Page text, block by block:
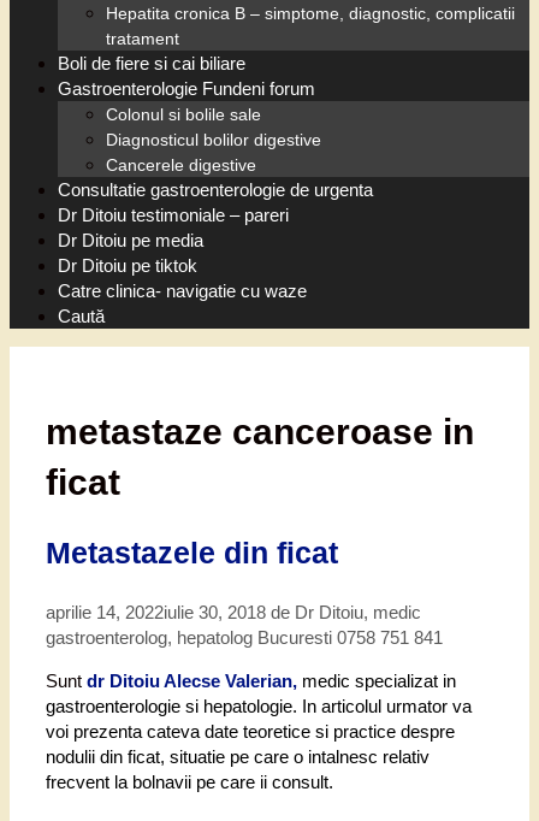
Hepatita cronica B – simptome, diagnostic, complicatii
tratament
Boli de fiere si cai biliare
Gastroenterologie Fundeni forum
Colonul si bolile sale
Diagnosticul bolilor digestive
Cancerele digestive
Consultatie gastroenterologie de urgenta
Dr Ditoiu testimoniale – pareri
Dr Ditoiu pe media
Dr Ditoiu pe tiktok
Catre clinica- navigatie cu waze
Caută
metastaze canceroase in
ficat
Metastazele din ficat
aprilie 14, 2022iulie 30, 2018 de Dr Ditoiu, medic
gastroenterolog, hepatolog Bucuresti 0758 751 841
Sunt dr Ditoiu Alecse Valerian, medic specializat in
gastroenterologie si hepatologie. In articolul urmator va
voi prezenta cateva date teoretice si practice despre
nodulii din ficat, situatie pe care o intalnesc relativ
frecvent la bolnavii pe care ii consult.